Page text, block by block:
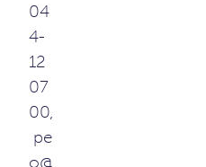
04
4-
12
07
00,
pe
o@